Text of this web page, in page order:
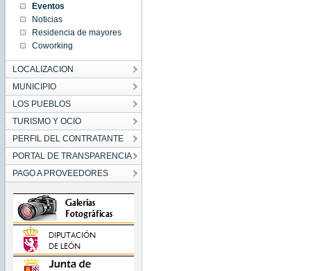
Eventos
Noticias
Residencia de mayores
Coworking
LOCALIZACION
MUNICIPIO
LOS PUEBLOS
TURISMO Y OCIO
PERFIL DEL CONTRATANTE
PORTAL DE TRANSPARENCIA
PAGO A PROVEEDORES